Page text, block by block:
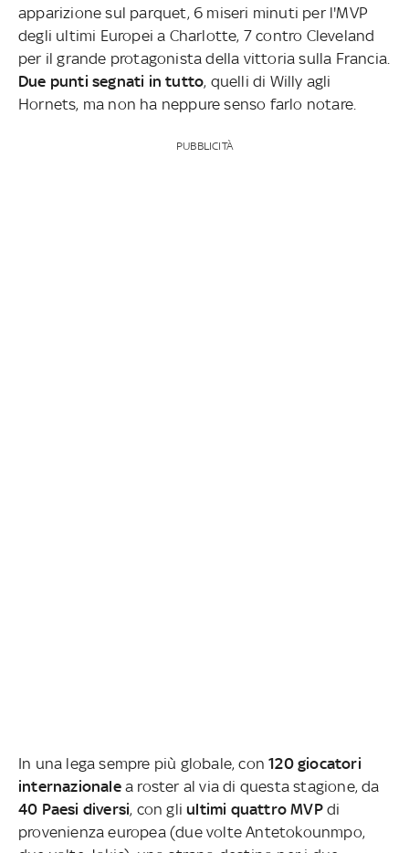
apparizione sul parquet, 6 miseri minuti per l'MVP
degli ultimi Europei a Charlotte, 7 contro Cleveland
per il grande protagonista della vittoria sulla Francia.
Due punti segnati in tutto, quelli di Willy agli
Hornets, ma non ha neppure senso farlo notare.
PUBBLICITÀ
In una lega sempre più globale, con120 giocatori
internazionalea roster al via di questa stagione, da
40 Paesi diversi, con gliultimi quattro MVPdi
provenienza europea (due volte Antetokounmpo,